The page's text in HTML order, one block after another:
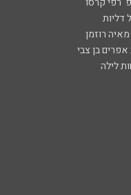
דליות
רוזמן
בן צבי
לילה